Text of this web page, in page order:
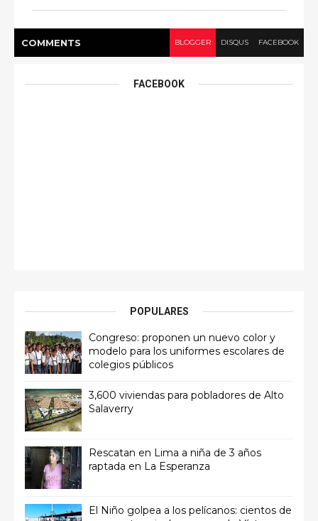
COMMENTS BLOGGER DISQUS FACEBOOK
FACEBOOK
POPULARES
Congreso: proponen un nuevo color y
modelo para los uniformes escolares de
colegios públicos
3,600 viviendas para pobladores de Alto
Salaverry
Rescatan en Lima a niña de 3 años
raptada en La Esperanza
El Niño golpea a los pelícanos: cientos de